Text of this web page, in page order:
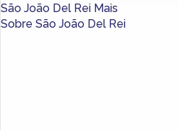
São João Del Rei Mais
Sobre São João Del Rei